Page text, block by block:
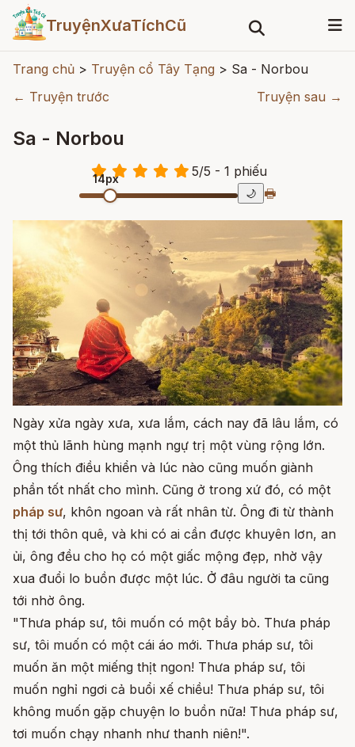
TruyệnXưaTíchCũ
Trang chủ > Truyện cổ Tây Tạng > Sa - Norbou
← Truyện trước
Truyện sau →
Sa - Norbou
5/5 - 1 phiếu
14px
🌙 🖶
Ngày xửa ngày xưa, xưa lắm, cách nay đã lâu lắm, có
một thủ lãnh hùng mạnh ngự trị một vùng rộng lớn.
Ông thích điều khiển và lúc nào cũng muốn giành
phần tốt nhất cho mình. Cũng ở trong xứ đó, có một
pháp sư, khôn ngoan và rất nhân từ. Ông đi từ thành
thị tới thôn quê, và khi có ai cần được khuyên lơn, an
ủi, ông đều cho họ có một giấc mộng đẹp, nhờ vậy
xua đuổi lo buồn được một lúc. Ở đâu người ta cũng
tới nhờ ông.
"Thưa pháp sư, tôi muốn có một bầy bò. Thưa pháp
sư, tôi muốn có một cái áo mới. Thưa pháp sư, tôi
muốn ăn một miếng thịt ngon! Thưa pháp sư, tôi
muốn nghỉ ngơi cả buổi xế chiều! Thưa pháp sư, tôi
không muốn gặp chuyện lo buồn nữa! Thưa pháp sư,
tơi muốn chạy nhanh như thanh niên!".